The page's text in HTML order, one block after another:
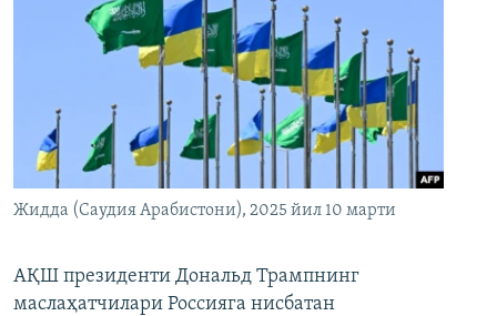
Жидда (Саудия Арабистони), 2025 йил 10 марти
АҚШ президенти Дональд Трампнинг
маслаҳатчилари Россияга нисбатан